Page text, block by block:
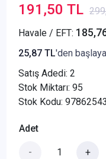
191,50 TL
Havale / EFT:
25,87 TL'den
Satış Adedi: 2
Stok Miktarı: 95
Stok Kodu:
Adet
- +